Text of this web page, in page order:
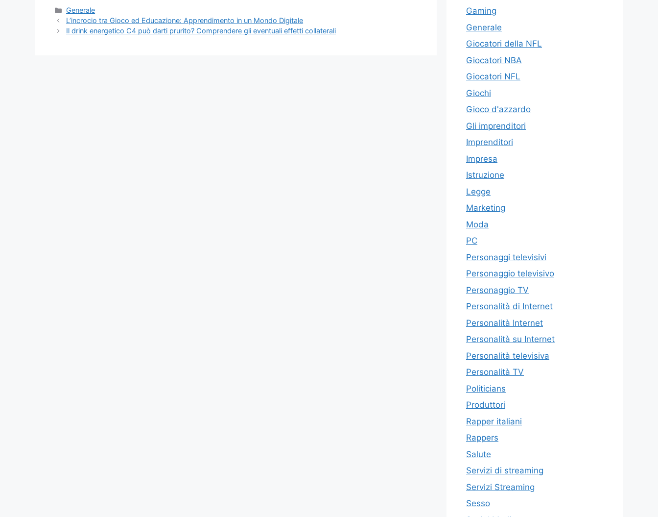
Categories
Generale
L’incrocio tra Gioco ed Educazione: Apprendimento in un Mondo Digitale
Il drink energetico C4 può darti prurito? Comprendere gli eventuali effetti collaterali
Gaming
Generale
Giocatori della NFL
Giocatori NBA
Giocatori NFL
Giochi
Gioco d'azzardo
Gli imprenditori
Imprenditori
Impresa
Istruzione
Legge
Marketing
Moda
PC
Personaggi televisivi
Personaggio televisivo
Personaggio TV
Personalità di Internet
Personalità Internet
Personalità su Internet
Personalità televisiva
Personalità TV
Politicians
Produttori
Rapper italiani
Rappers
Salute
Servizi di streaming
Servizi Streaming
Sesso